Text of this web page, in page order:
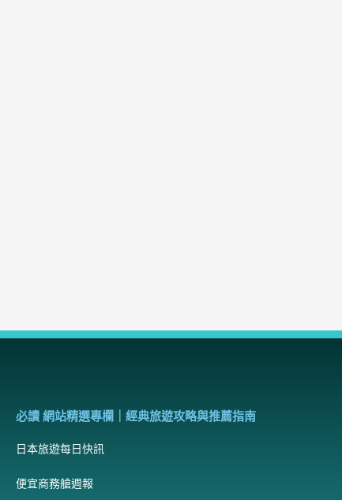
必讀 網站精選專欄｜經典旅遊攻略與推薦指南
日本旅遊每日快訊
便宜商務艙週報